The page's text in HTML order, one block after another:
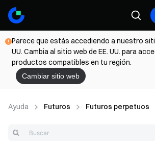
Parece que estás accediendo a nuestro
UU. Cambia al sitio web de EE. UU. para
productos compatibles en tu región.
Cambiar sitio web
Ayuda Futuros Futuros perpetuos